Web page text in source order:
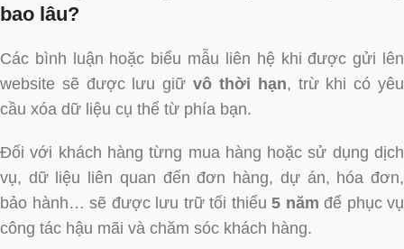
bao lâu?
Các bình luận hoặc biểu mẫu liên hệ khi được gửi lên
website sẽ được lưu giữvô thời hạn, trừ khi có yêu
cầu xóa dữ liệu cụ thể từ phía bạn.
Đối với khách hàng từng mua hàng hoặc sử dụng dịch
vụ, dữ liệu liên quan đến đơn hàng, dự án, hóa đơn,
bảo hành… sẽ được lưu trữ tối thiểu 5 năm để phục vụ
công tác hậu mãi và chăm sóc khách hàng.